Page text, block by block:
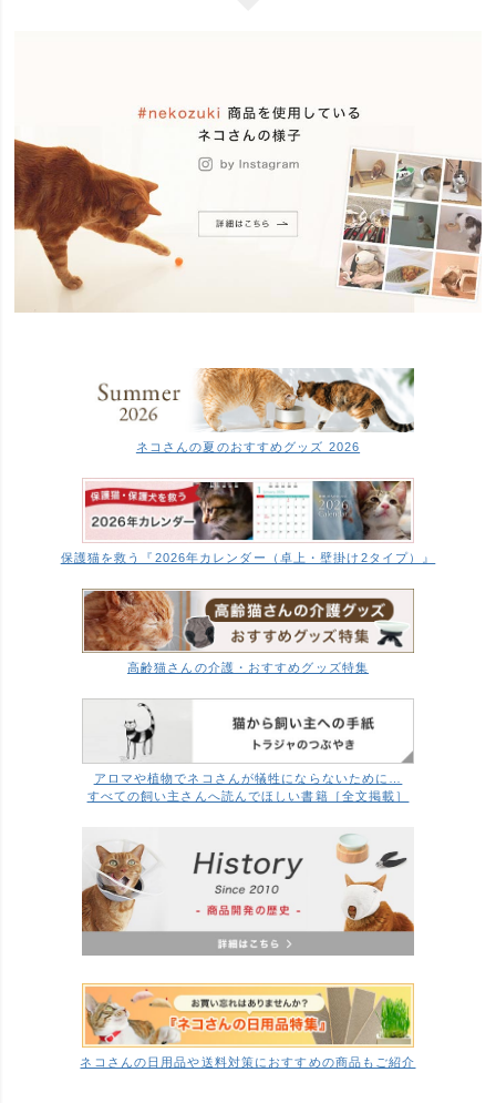
ネコさんの夏のおすすめグッズ 2026
保護猫を救う『2026年カレンダー（卓上・壁掛け2タイプ）』
高齢猫さんの介護・おすすめグッズ特集
アロマや植物でネコさんが犠牲にならないために…
すべての飼い主さんへ読んでほしい書籍［全文掲載］
ネコさんの日用品や送料対策におすすめの商品もご紹介